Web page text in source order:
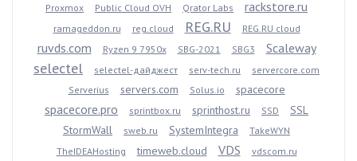
Proxmox Public Cloud OVH Qrator Labs rackstore.ru
ramageddon.ru reg.cloud REG.RU REG.RU cloud
ruvds.com Ryzen 9 7950x SBG-2021 SBG3 Scaleway
selectel selectel-дайджест serv-tech.ru
servercore.com
Serverius
servers.com Solus.io spacecore
spacecore.pro sprintbox.ru sprinthost.ru SSD
SSL
StormWall
sweb.ru SystemIntegra
TakeWYN
TheIDEAHosting
timeweb.cloud VDS vdscom.ru